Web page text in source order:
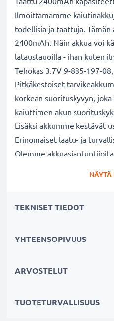
Ilmoittamamme
todellisia ja taattuja.
2400mAh. Näin akkua voi
lataustauoilla - ihan kuten
Tehokas 3.7V 9-885-197-
Pitkäkestoiset
korkean suorituskyvyn, joka
kaiuttimen akun
Lisäksi akkumme kestävät
Erinomaiset laatu- ja
Olemme
Kestävä valinta
Fiksumpi, edullisempi ja
NÄYTÄ
TEKNISET TIEDOT
YHTEENSOPIVUUS
ARVOSTELUT
TUOTETURVALLISUUS